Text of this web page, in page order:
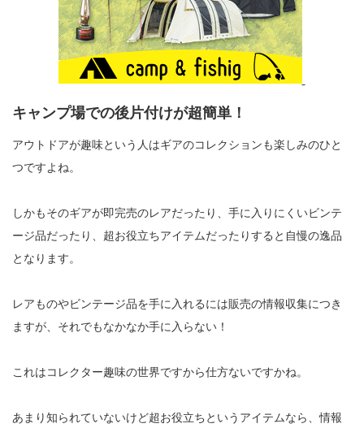
キャンプ場での後片付けが超簡単！
アウトドアが趣味という人はギアのコレクションも楽しみのひと
つですよね。
しかもそのギアが即完売のレアだったり、手に入りにくいビンテ
ージ品だったり、超お役立ちアイテムだったりすると自慢の逸品
となります。
レアものやビンテージ品を手に入れるには販売の情報収集につき
ますが、それでもなかなか手に入らない！
これはコレクター趣味の世界ですから仕方ないですかね。
あまり知られていないけど超お役立ちというアイテムなら、情報